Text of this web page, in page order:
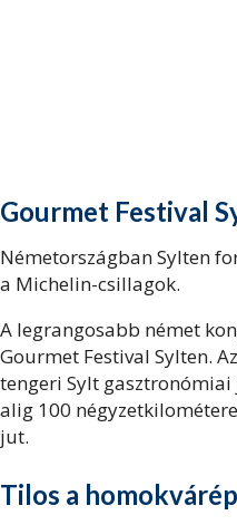
Gourmet Festival
Németországban Sylten
a Michelin-csillagok.
A legrangosabb német
Gourmet Festival Sylten.
tengeri Sylt
alig 100
jut.
Tilos a